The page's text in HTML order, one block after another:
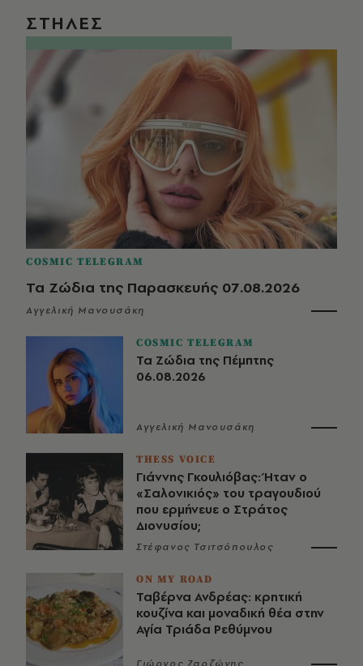
ΣΤΗΛΕΣ
COSMIC TELEGRAM
Τα Ζώδια της Παρασκευής 07.08.2026
Αγγελική Μανουσάκη
COSMIC TELEGRAM
Τα Ζώδια της Πέμπτης
06.08.2026
Αγγελική Μανουσάκη
THESS VOICE
Γιάννης Γκουλιόβας: Ήταν ο
«Σαλονικιός» του τραγουδιού
που ερμήνευε ο Στράτος
Διονυσίου;
Στέφανος Τσιτσόπουλος
ON MY ROAD
Ταβέρνα Ανδρέας: κρητική
κουζίνα και μοναδική θέα στην
Αγία Τριάδα Ρεθύμνου
Γιώργος Ζαρζώνης